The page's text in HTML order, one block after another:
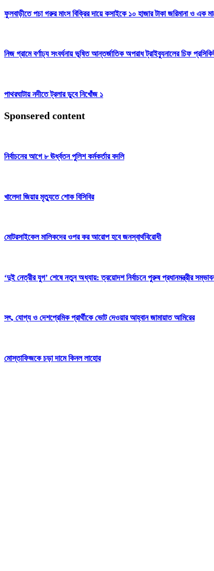
ফুলবাড়ীতে পচা গরুর মাংস বিক্রির দায়ে কসাইকে ১০ হাজার টাকা জরিমানা ও এক
নিজ গ্রামে বর্ণাঢ্য সংবর্ধনায় ভূষিত আন্তর্জাতিক অপরাধ ট্রাইব্যুনালের চিফ
পাথরঘাটায় নদীতে ট্রলার ডুবে নিখোঁজ ১
Sponsered content
নির্বাচনের আগে ৮ ঊর্ধ্বতন পুলিশ কর্মকর্তার বদলি
খালেদা জিয়ার মৃত্যুতে শোক বিসিবির
মোটরসাইকেল মালিকদের ওপর কর আরোপ হবে জনস্বার্থবিরোধী
‘দুই নেত্রীর যুগ’ শেষে নতুন অধ্যায়: ত্রয়োদশ নির্বাচনে পুরুষ প্রধানমন্ত্রীর
সৎ, যোগ্য ও দেশপ্রেমিক প্রার্থীকে ভোট দেওয়ার আহ্বান জামায়াত আমিরের
মোস্তাফিজকে চড়া দামে কিনল লাহোর